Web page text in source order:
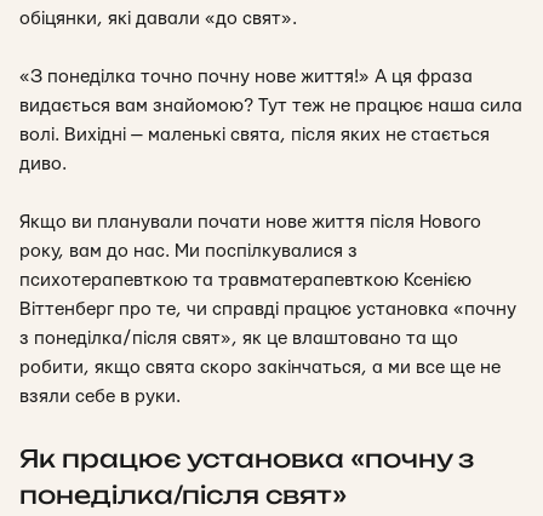
обіцянки, які давали «до свят».
«З понеділка точно почну нове життя!» А ця фраза
видається вам знайомою? Тут теж не працює наша сила
волі. Вихідні — маленькі свята, після яких не стається
диво.
Якщо ви планували почати нове життя після Нового
року, вам до нас. Ми поспілкувалися з
психотерапевткою та травматерапевткою Ксенією
Віттенберг про те, чи справді працює установка «почну
з понеділка/після свят», як це влаштовано та що
робити, якщо свята скоро закінчаться, а ми все ще не
взяли себе в руки.
Як працює установка «почну з
понеділка/після свят»